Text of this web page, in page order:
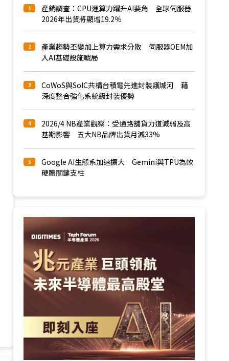
1
產銷調查：CPU運算力躍升AI要角 全球伺服器
2026年出貨將顯增19.2％
2
產業趨勢丕變加上算力需求分散 伺服器OEM加
入AI基礎設施戰局
3
CoWoS與SoIC共構台積電先進封裝護城河 藉
深度整合強化系統級封裝優勢
4
2026/4 NB產業觀察：受通路舖貨力道減弱及高
基期影響 五大NB品牌出貨月減33%
5
Google AI生態系加速擴大 Gemini與TPU為軟
硬體關鍵支柱